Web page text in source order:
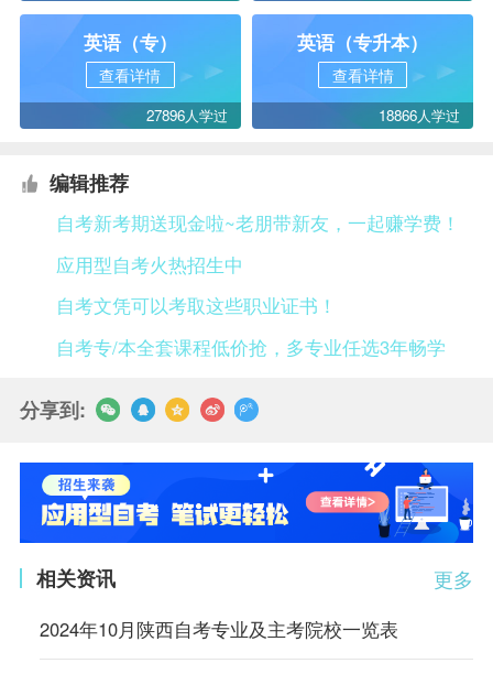
英语（专）
查看详情
27896人学过
英语（专升本）
查看详情
18866人学过
编辑推荐
自考新考期送现金啦~老朋带新友，一起赚学费！
应用型自考火热招生中
自考文凭可以考取这些职业证书！
自考专/本全套课程低价抢，多专业任选3年畅学
分享到:
更多
相关资讯
2024年10月陕西自考专业及主考院校一览表